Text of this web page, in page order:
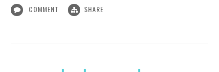
COMMENT SHARE